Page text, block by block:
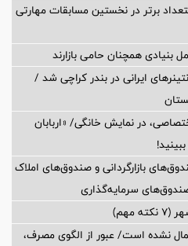
چرم میزبان رقابت ۳۲ استعداد برتر در نخستین مسابقات مهارتی
بنیادی همچنان حامی بازارند
ایرانی در بندر کراچی شد /
در نمایش خانگی/ «اربابان
بازارگردانی و صندوق‌های املاک
سرمایه‌گذاری
مهم)
نشده است/ عبور از الگوی مصرف،